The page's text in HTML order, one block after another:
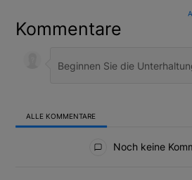
Kommentare
ALLE KOMMENTARE
Noch keine